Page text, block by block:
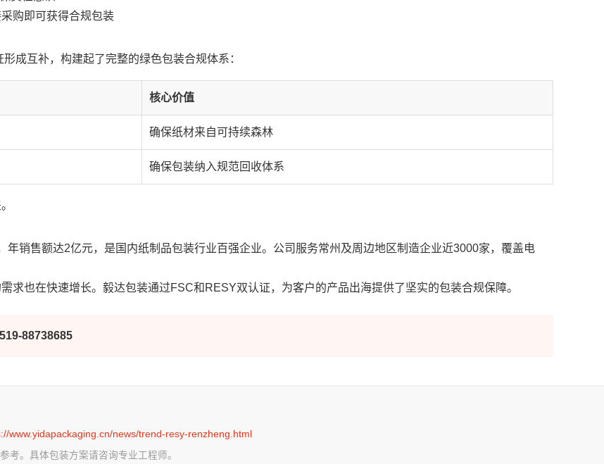
购即可获得合规包装
成互补，构建起了完整的绿色包装合规体系：
核心价值
确保纸材来自可持续森林
确保包装纳入规范回收体系
销售额达2亿元，是国内纸制品包装行业百强企业。公司服务常州及周边地区制造企业近3000家，覆盖电
求也在快速增长。毅达包装通过FSC和RESY双认证，为客户的产品出海提供了坚实的包装合规保障。
88738685
www.yidapackaging.cn/news/trend-resy-renzheng.html
考。具体包装方案请咨询专业工程师。